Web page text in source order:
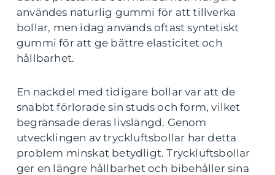
användes naturlig gummi för att tillverka
bollar, men idag används oftast syntetiskt
gummi för att ge bättre elasticitet och
hållbarhet.
En nackdel med tidigare bollar var att de
snabbt förlorade sin studs och form, vilket
begränsade deras livslängd. Genom
utvecklingen av tryckluftsbollar har detta
problem minskat betydligt. Tryckluftsbollar
ger en längre hållbarhet och bibehåller sina